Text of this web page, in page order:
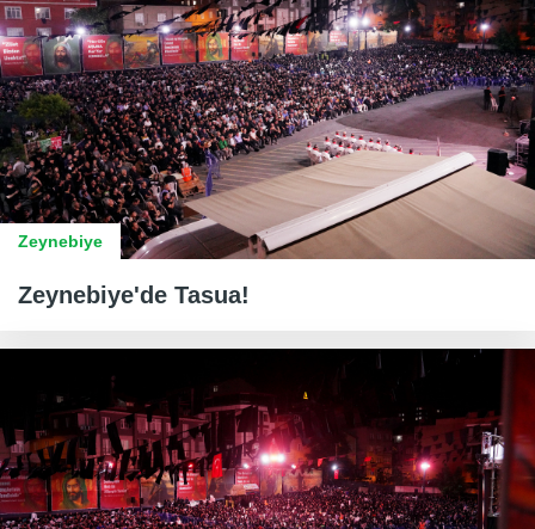
Zeynebiye
Zeynebiye'de Tasua!